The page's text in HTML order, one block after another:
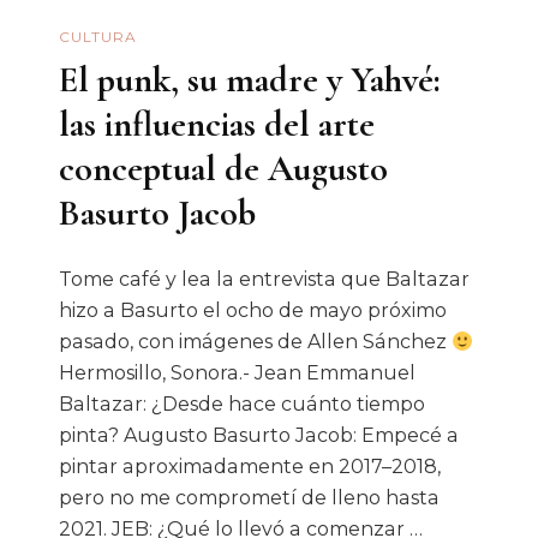
CULTURA
El punk, su madre y Yahvé:
las influencias del arte
conceptual de Augusto
Basurto Jacob
Tome café y lea la entrevista que Baltazar
hizo a Basurto el ocho de mayo próximo
pasado, con imágenes de Allen Sánchez
Hermosillo, Sonora.- Jean Emmanuel
Baltazar: ¿Desde hace cuánto tiempo
pinta? Augusto Basurto Jacob: Empecé a
pintar aproximadamente en 2017–2018,
pero no me comprometí de lleno hasta
2021. JEB: ¿Qué lo llevó a comenzar …